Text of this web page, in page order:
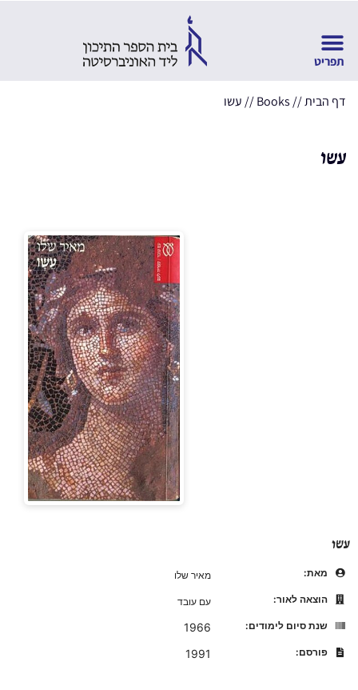
דף הבית//
Books
// עשו
עשו
עשו
מאת:
מאיר שלו
הוצאה לאור:
עם עובד
שנת סיום לימודים:
1966
פורסם: 1991